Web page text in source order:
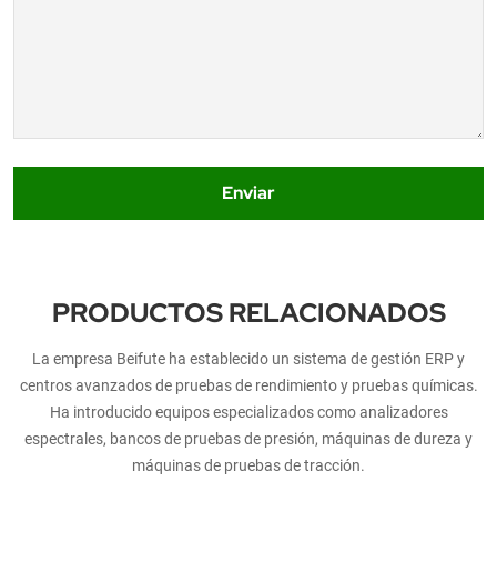
Enviar
PRODUCTOS RELACIONADOS
La empresa Beifute ha establecido un sistema de gestión ERP y
centros avanzados de pruebas de rendimiento y pruebas químicas.
Ha introducido equipos especializados como analizadores
espectrales, bancos de pruebas de presión, máquinas de dureza y
máquinas de pruebas de tracción.